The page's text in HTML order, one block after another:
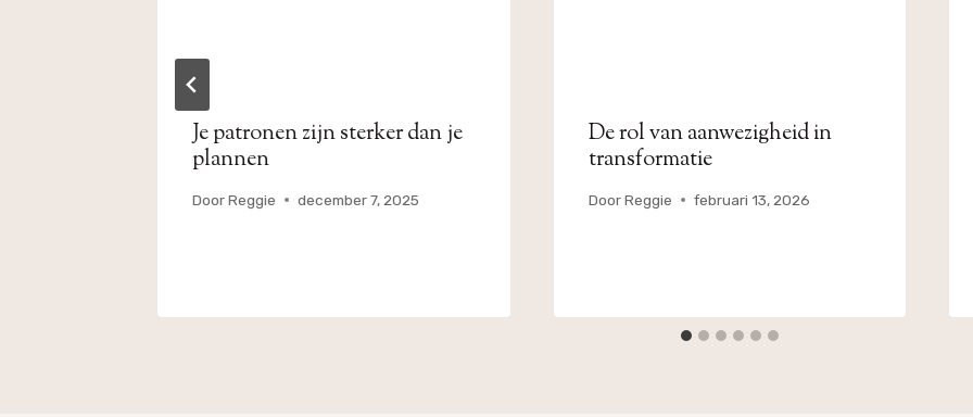
Je patronen zijn sterker dan je
plannen
DoorReggie december 7, 2025
De rol van aanwezigheid in
transformatie
Door Reggie februari 13, 2026